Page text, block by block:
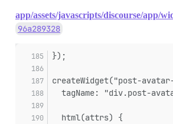
app/assets/javascripts/discourse/app/
96a289328
});
createWidget("post-
tagName: "div.post-
  html(attrs) {